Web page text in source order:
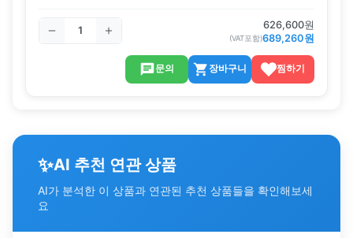
626,600원
(VAT포함)689,260원
문의 장바구니 찜하기
✨AI 추천 연관 상품
AI가 분석한 이 상품과 연관된 추천 상품들을 확인해보세
요